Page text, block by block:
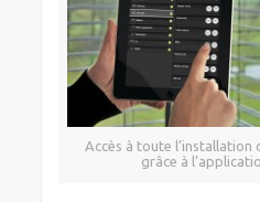
Accès à toute l’installation
grâce à